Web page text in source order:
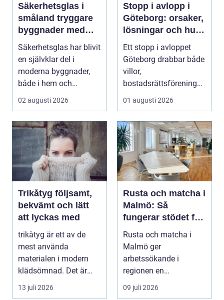
Säkerhetsglas i
småland tryggare
byggnader med
smarta
glaslösningar
Säkerhetsglas har blivit
en självklar del i
moderna byggnader,
både i hem och
offentliga miljöer. I ...
02 augusti 2026
Stopp i avlopp i
Göteborg: orsaker,
lösningar och hur
problem kan
undvikas
Ett stopp i avloppet
Göteborg drabbar både
villor,
bostadsrättsföreningar
och h...
01 augusti 2026
Trikåtyg följsamt,
bekvämt och lätt
att lyckas med
trikåtyg är ett av de
mest använda
materialen i modern
klädsömnad. Det är
mjukt, elastiskt och
formb...
13 juli 2026
Rusta och matcha i
Malmö: Så
fungerar stödet för
dig som söker jobb
Rusta och matcha i
Malmö ger
arbetssökande i
regionen en
strukturerad och
personlig vä...
09 juli 2026